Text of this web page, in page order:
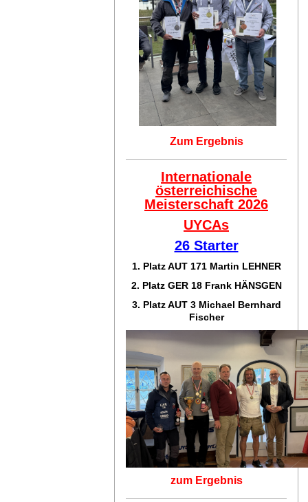
Zum Ergebnis
Internationale
österreichische
Meisterschaft 2026
UYCAs
26 Starter
1. Platz AUT 171 Martin LEHNER
2. Platz GER 18 Frank HÄNSGEN
3. Platz AUT 3 Michael Bernhard
Fischer
zum Ergebnis